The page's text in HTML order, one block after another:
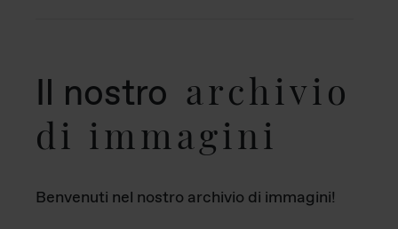
Il nostro archivio
di immagini
Benvenuti nel nostro archivio di immagini!